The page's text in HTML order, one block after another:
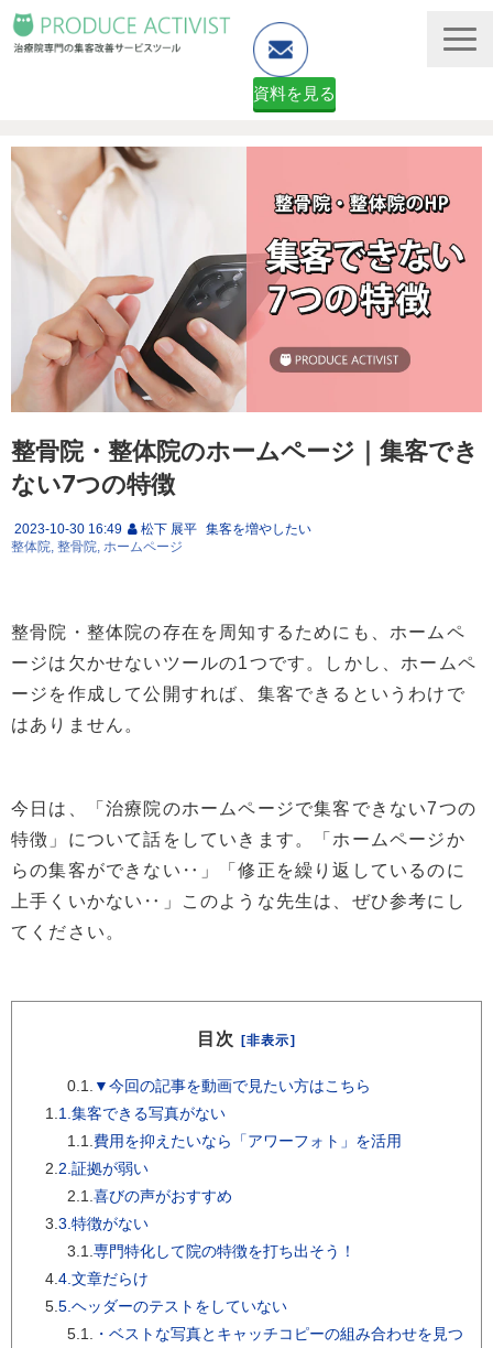
資料を見る
２ヶ月無料体験申し込みフォーム
整骨院・整体院のホームページ｜集客でき
ない7つの特徴
2023-10-30 16:49 松下 展平 集客を増やしたい
整体院 整骨院 ホームページ
整骨院・整体院の存在を周知するためにも、ホームペ
ージは欠かせないツールの1つです。しかし、ホームペ
ージを作成して公開すれば、集客できるというわけで
はありません。
今日は、「治療院のホームページで集客できない7つの
特徴」について話をしていきます。「ホームページか
らの集客ができない‥」「修正を繰り返しているのに
上手くいかない‥」このような先生は、ぜひ参考にし
てください。
目次 [非表示]
0.1.
▼今回の記事を動画で見たい方はこちら
1. 1.集客できる写真がない
1.1. 費用を抑えたいなら「アワーフォト」を活用
2. 2.証拠が弱い
2.1. 喜びの声がおすすめ
3. 3.特徴がない
3.1. 専門特化して院の特徴を打ち出そう！
4. 4.文章だらけ
5. 5.ヘッダーのテストをしていない
5.1.
・ベストな写真とキャッチコピーの組み合わせを見つ